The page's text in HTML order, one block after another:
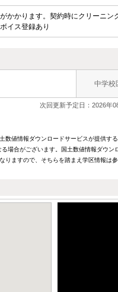
かります。契約時にクリーニン
イス登録あり
中学校
次回更新予定日：2026年
数値情報ダウンロードサービスが提供
場合がございます。国土数値情報ダウ
ますので、そちらを踏まえ学区情報は参